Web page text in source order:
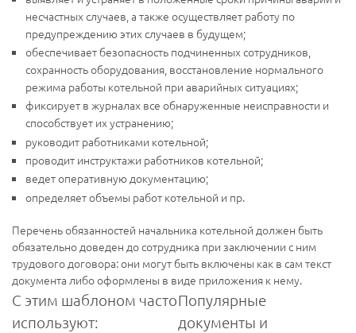
несчастных случаев, а также осуществляет работу по
предупреждению этих случаев в будущем;
обеспечивает безопасность подчиненных сотрудников,
сохранность оборудования, восстановление нормального
режима работы котельной при аварийных ситуациях;
фиксирует в журналах все обнаруженные неисправности и
способствует их устранению;
руководит работниками котельной;
проводит инструктажи работников котельной;
ведет оперативную документацию;
определяет объемы работ котельной и пр.
Перечень обязанностей начальника котельной должен быть
обязательно доведен до сотрудника при заключении с ним
трудового договора: они могут быть включены как в сам текст
документа либо оформлены в виде приложения к нему.
С этим шаблоном часто
используют:
Популярные
документы и